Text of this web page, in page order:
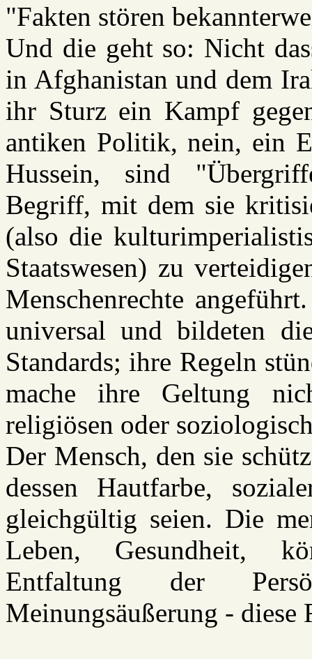
"Fakten stören
Und die geht so: Nicht
in Afghanistan und dem
ihr Sturz ein Kampf
antiken Politik, nein, ein
Hussein, sind
Begriff, mit dem sie
(also die
Staatswesen) zu
Menschenrechte
universal und bildeten
Standards; ihre Regeln
mache ihre Geltung
religiösen oder
Der Mensch, den sie
dessen Hautfarbe,
gleichgültig seien. Die
Leben, Gesundheit,
Entfaltung der
Meinungsäußerung - diese